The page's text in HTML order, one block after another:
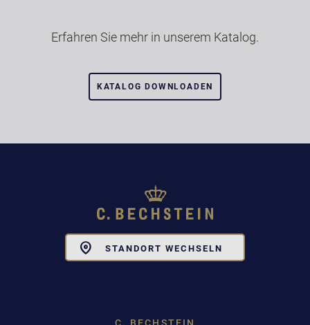
Erfahren Sie mehr in unserem Katalog.
KATALOG DOWNLOADEN
STANDORT WECHSELN
C. BECHSTEIN